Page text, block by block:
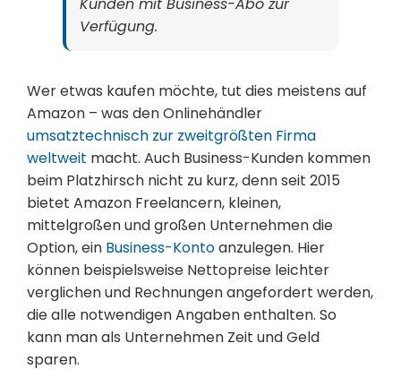
Verfügung.
Wer etwas kaufen möchte, tut dies meistens auf
Amazon – was den Onlinehändler
umsatztechnisch zur zweitgrößten Firma
weltweit macht. Auch Business-Kunden kommen
beim Platzhirsch nicht zu kurz, denn seit 2015
bietet Amazon Freelancern, kleinen,
mittelgroßen und großen Unternehmen die
Option, ein Business-Kontoanzulegen. Hier
können beispielsweise Nettopreise leichter
verglichen und Rechnungen angefordert werden,
die alle notwendigen Angaben enthalten. So
kann man als Unternehmen Zeit und Geld
sparen.